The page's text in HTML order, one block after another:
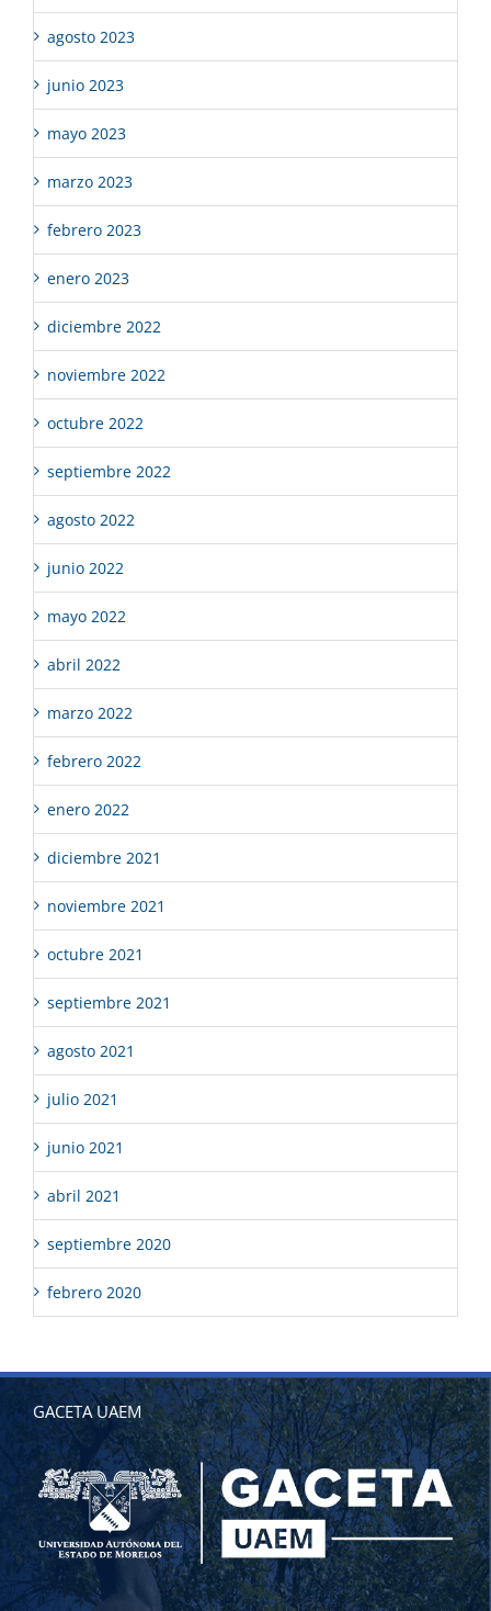
agosto 2023
junio 2023
mayo 2023
marzo 2023
febrero 2023
enero 2023
diciembre 2022
noviembre 2022
octubre 2022
septiembre 2022
agosto 2022
junio 2022
mayo 2022
abril 2022
marzo 2022
febrero 2022
enero 2022
diciembre 2021
noviembre 2021
octubre 2021
septiembre 2021
agosto 2021
julio 2021
junio 2021
abril 2021
septiembre 2020
febrero 2020
GACETA UAEM